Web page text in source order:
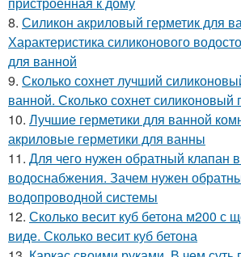
8. Силикон акриловый герметик для
Характеристика силиконового
для ванной
9. Сколько сохнет лучший
ванной. Сколько сохнет силиконовый
10. Лучшие герметики для ванной
акриловые герметики для ванны
11. Для чего нужен обратный клапан
водоснабжения. Зачем нужен
водопроводной системы
12. Сколько весит куб бетона м200 с
виде. Сколько весит куб бетона